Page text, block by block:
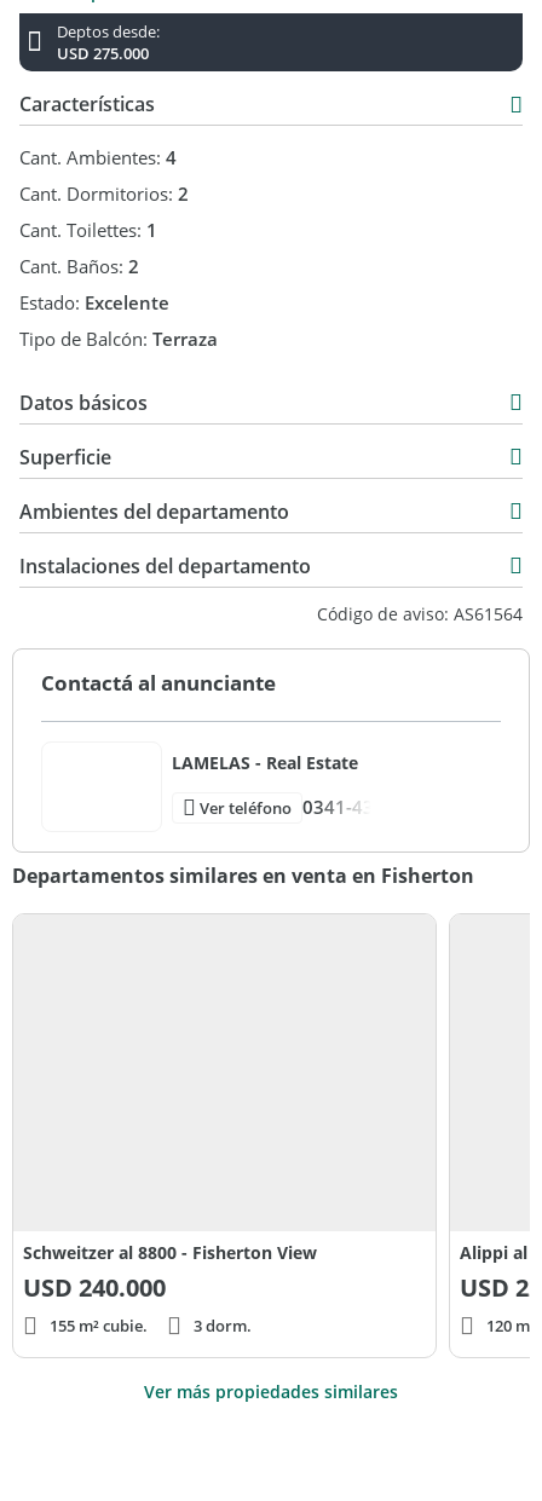
Deptos desde:
USD 275.000
Características
Cant. Ambientes: 4
Cant. Dormitorios: 2
Cant. Toilettes: 1
Cant. Baños: 2
Estado: Excelente
Tipo de Balcón: Terraza
Datos básicos
Venta
USD 290.000
Superficie
23 m2
179 m2
Ambientes del departamento
Instalaciones del departamento
Código de aviso: AS61564
Contactá al anunciante
LAMELAS - Real Estate
Ver teléfono 0341-43
Departamentos similares en venta en Fisherton
Schweitzer al 8800 - Fisherton View
USD 240.000
155 m² cubie. 3 dorm.
Alippi al
USD
120
Ver más propiedades similares